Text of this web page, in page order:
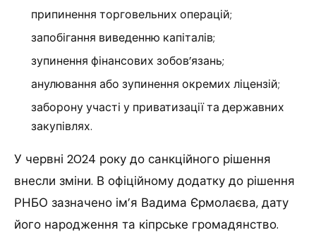
припинення торговельних операцій;
запобігання виведенню капіталів;
зупинення фінансових зобов’язань;
анулювання або зупинення окремих ліцензій;
заборону участі у приватизації та державних
закупівлях.
У червні 2024 року до санкційного рішення
внесли зміни. В офіційному додатку до рішення
РНБО зазначено ім’я Вадима Єрмолаєва, дату
його народження та кіпрське громадянство.